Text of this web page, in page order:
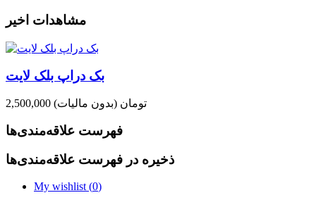
مشاهدات اخیر
بک دراپ بلک لایت
2,500,000 تومان (بدون مالیات)
فهرست علاقه‌مندی‌ها
ذخیره در فهرست علاقه‌مندی‌ها
My wishlist (0)